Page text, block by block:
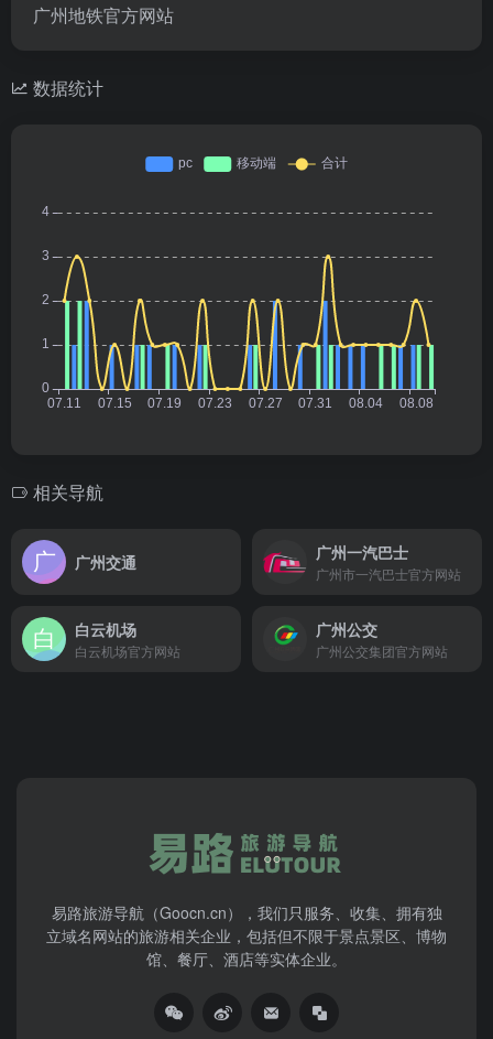
广州地铁官方网站
数据统计
相关导航
广州交通 广州一汽巴士
广州市一汽巴士官方网站
白云机场
白云机场官方网站
广州公交
广州公交集团官方网站
易路旅游导航（Goocn.cn），我们只服务、收集、拥有独
立域名网站的旅游相关企业，包括但不限于景点景区、博物
馆、餐厅、酒店等实体企业。